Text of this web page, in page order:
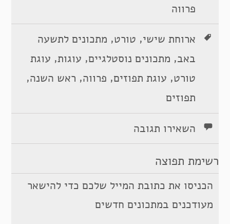
פרווה
ארוחת שישי, טורט, מתכונים לתשעה
באב, מתכונים נוסטלגיים, עוגות, עוגת
טורט, עוגת תפוזים, פרווה, ראש השנה,
תפוזים
השאירו תגובה
רשימת תפוצה
הכניסו את כתובת המייל שלכם כדי להישאר
מעודכנים במתכונים חדשים